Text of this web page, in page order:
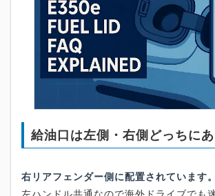
給油口は左側・右側どっちに
右リアフェンダー側に配置されています。
左ハンドル共通なので海外ドライブでも